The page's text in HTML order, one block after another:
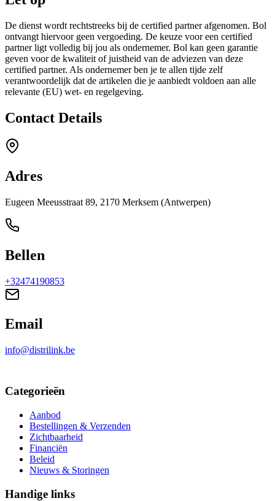
De dienst wordt rechtstreeks bij de certified partner afgenomen. Bol
ontvangt hiervoor geen vergoeding. De keuze voor een certified
partner ligt volledig bij jou als ondernemer. Bol kan geen garantie
geven voor de kwaliteit of juistheid van de adviezen van deze
certified partner. Als ondernemer ben je te allen tijde zelf
verantwoordelijk dat de artikelen die je aanbiedt voldoen aan alle
relevante (EU) wet- en regelgeving.
Contact Details
Adres
Eugeen Meeusstraat 89, 2170 Merksem (Antwerpen)
Bellen
+32474190853
Email
info@distrilink.be
Categorieën
Aanbod
Bestellingen & Verzenden
Zichtbaarheid
Financiën
Beleid
Nieuws & Storingen
Handige links